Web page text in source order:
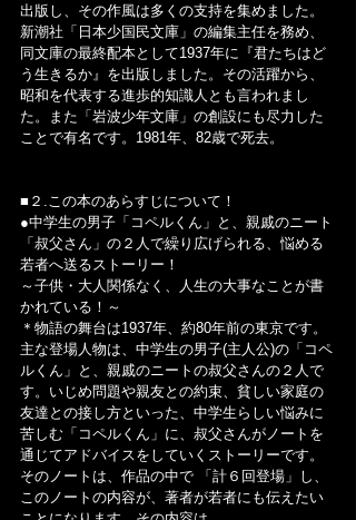
出版し、その作風は多くの支持を集めました。
新潮社「日本少国民文庫」の編集主任を務め、
同文庫の最終配本として1937年に『君たちはど
う生きるか』を出版しました。その活躍から、
昭和を代表する進歩的知識人とも言われまし
た。また「岩波少年文庫」の創設にも尽力した
ことで有名です。1981年、82歳で死去。
■２.この本のあらすじについて！
●中学生の男子「コペルくん」と、親戚のニート
「叔父さん」の２人で繰り広げられる、悩める
若者へ送るストーリー！
～子供・大人関係なく、人生の大事なことが書
かれている！～
＊物語の舞台は1937年、約80年前の東京です。
主な登場人物は、中学生の男子(主人公)の「コペ
ルくん」と、親戚のニートの叔父さんの２人で
す。いじめ問題や親友との約束、貧しい家庭の
友達との接し方といった、中学生らしい悩みに
苦しむ「コペルくん」に、叔父さんがノートを
通じてアドバイスをしていくストーリーです。
そのノートは、作品の中で 「計６回登場」し、
このノートの内容が、著者が若者にも伝えたい